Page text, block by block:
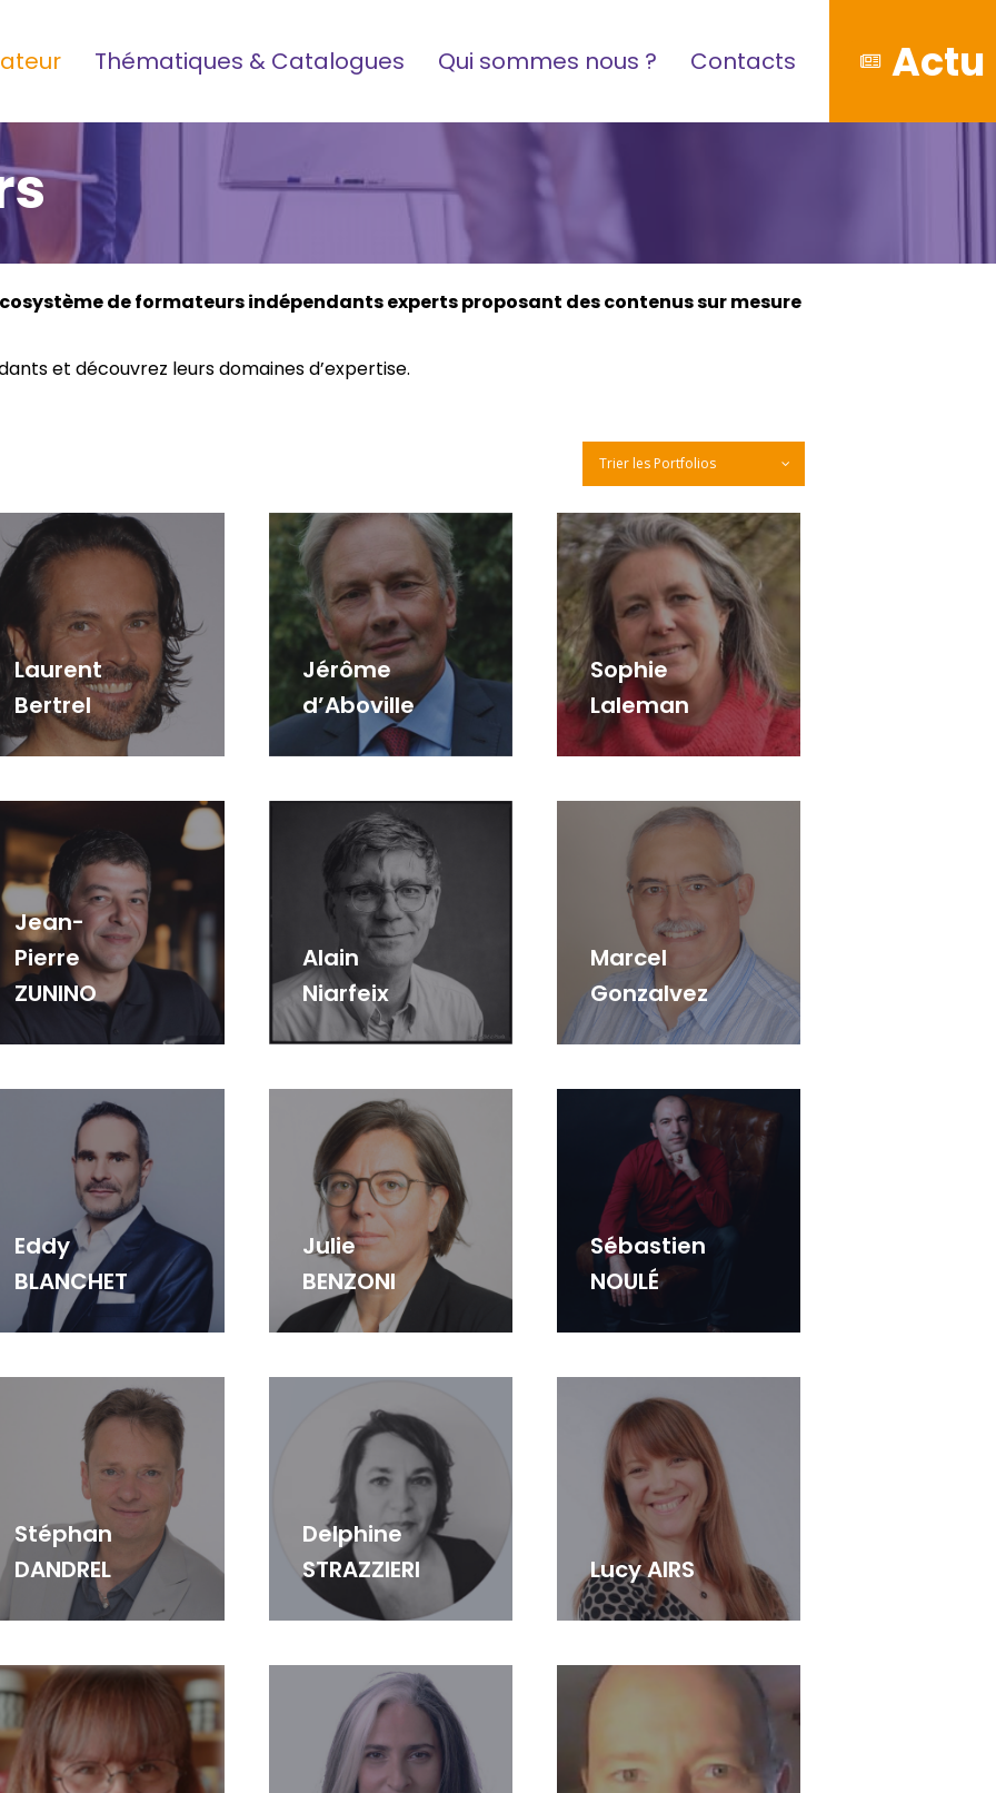
Thématiques & Catalogues Qui sommes nous ? Contacts Actu
de formateurs indépendants experts proposant des contenus sur mesure
et découvrez leurs domaines d’expertise.
Trier les Portfolios
Laurent
Bertrel
Jérôme
d’Aboville
Sophie
Laleman
Jean-
Pierre
ZUNINO
Alain
Niarfeix
Marcel
Gonzalvez
Eddy
BLANCHET
Julie
BENZONI
Sébastien
NOULÉ
Stéphan
DANDREL
Delphine
STRAZZIERI
Lucy AIRS